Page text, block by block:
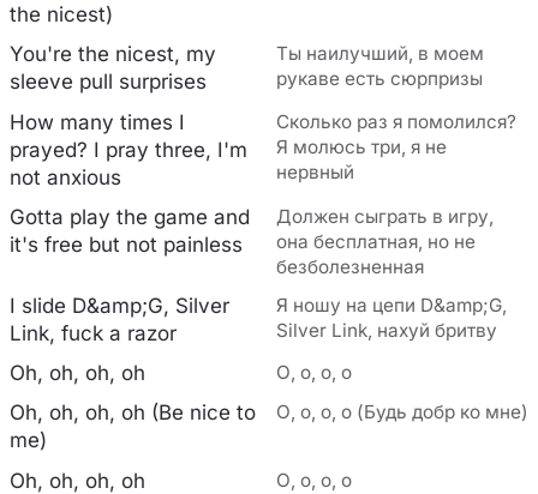
the nicest)
You're the nicest, my
sleeve pull surprises
Ты наилучший, в моем
рукаве есть сюрпризы
How many times I
prayed? I pray three, I'm
not anxious
Сколько раз я помолился?
Я молюсь три, я не
нервный
Gotta play the game and
it's free but not painless
Должен сыграть в игру,
она бесплатная, но не
безболезненная
I slide D&amp;G, Silver
Link, fuck a razor
Я ношу на цепи D&amp;G,
Silver Link, нахуй бритву
Oh, oh, oh, oh О, о, о, о
Oh, oh, oh, oh (Be nice to
me)
О, о, о, о (Будь добр ко мне)
Oh, oh, oh, oh О, о, о, о